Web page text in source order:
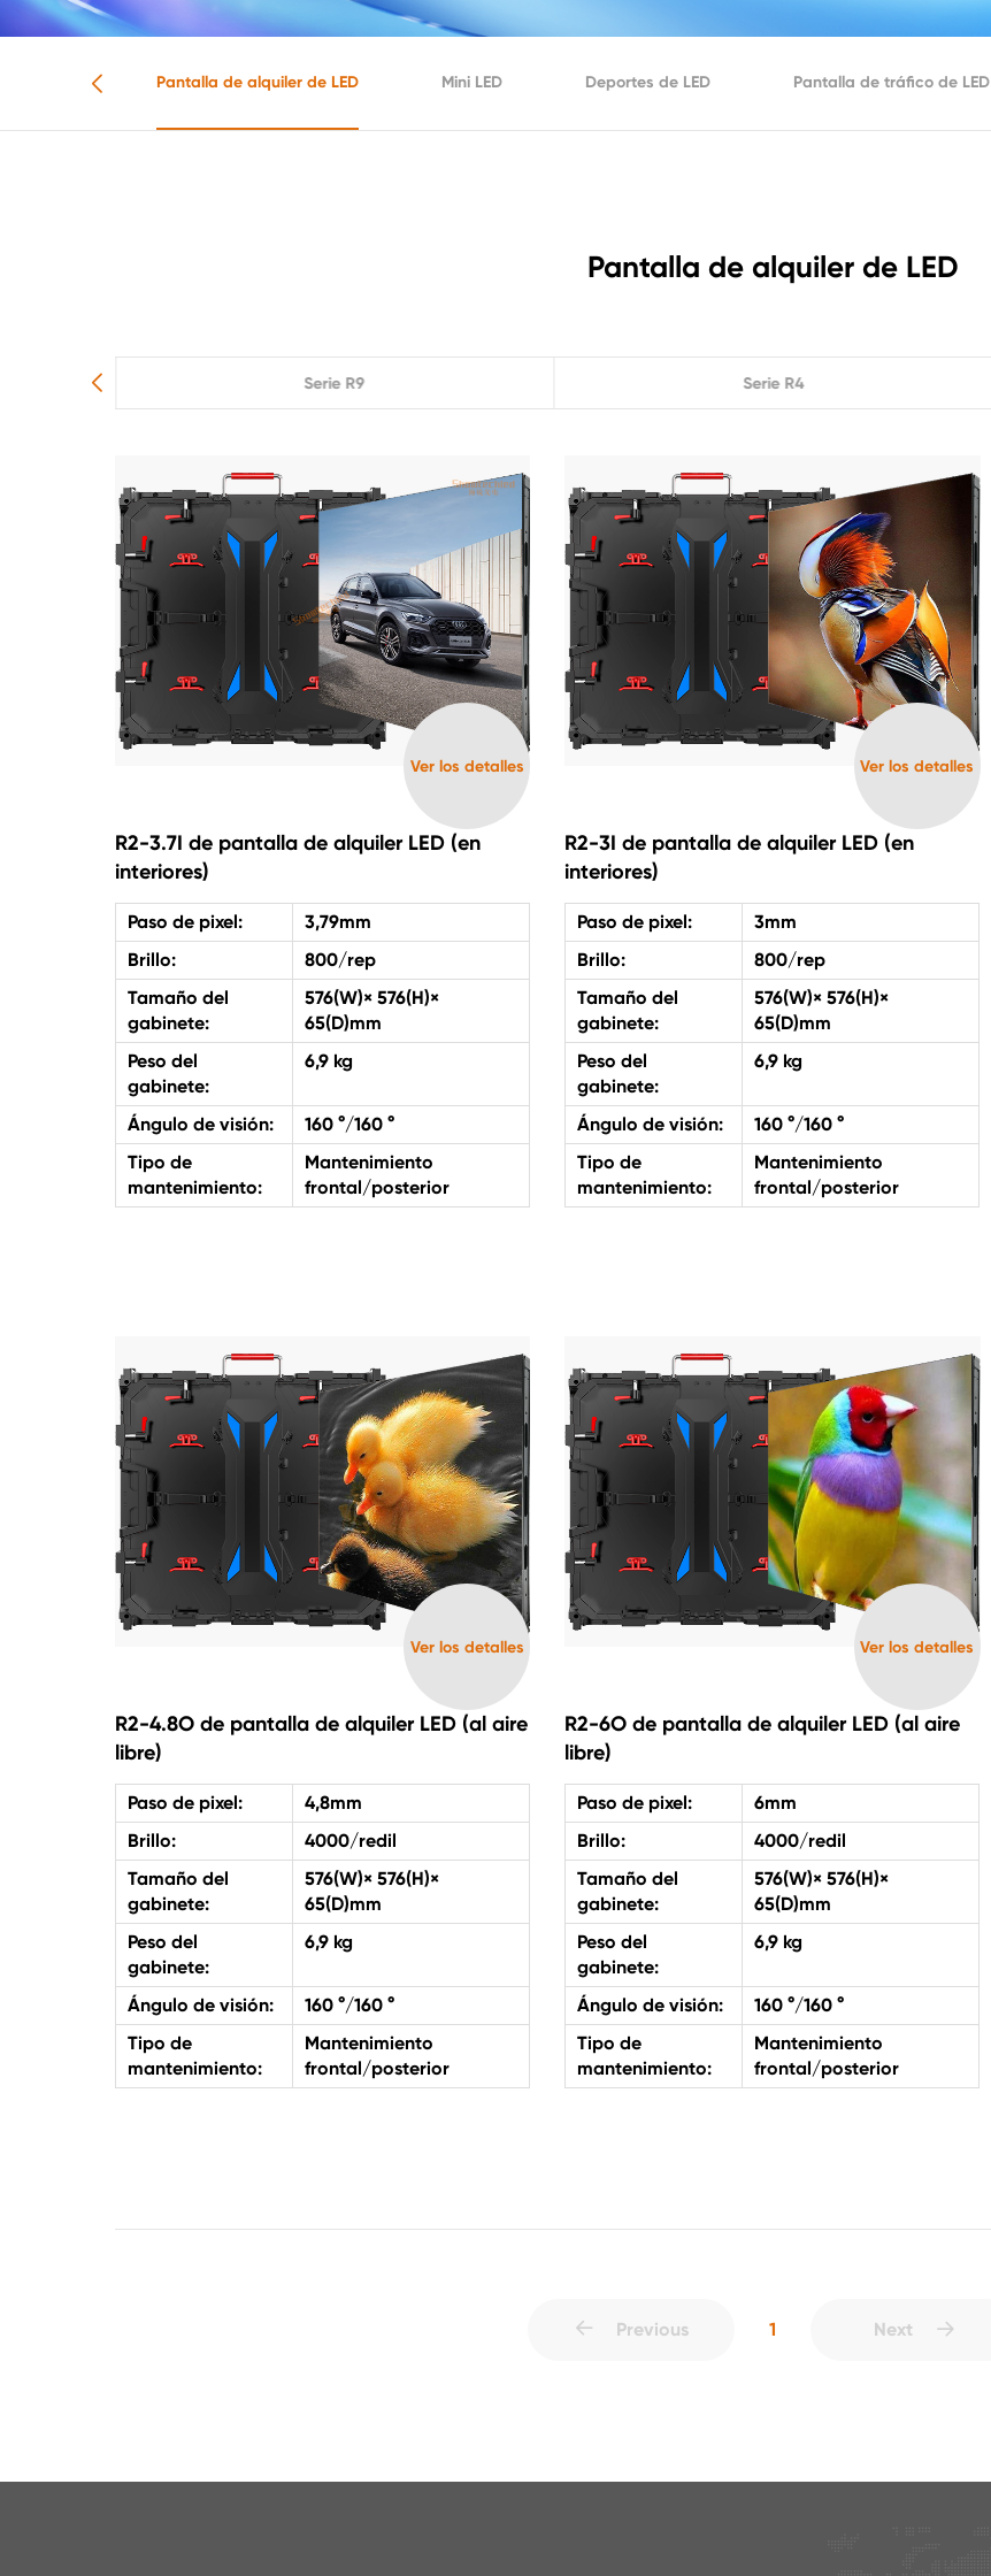
Pantalla de alquiler de LED Mini LED Deportes de LED Pantalla de tráfico de LED
Pantalla de alquiler de LED
Serie R9 Serie R4
Ver los detalles
R2-3.7I de pantalla de alquiler LED (en
interiores)
Paso de pixel:
3,79mm
Brillo:
800/rep
Tamaño del
gabinete:
576(W)× 576(H)×
65(D)mm
Peso del
gabinete:
6,9 kg
Ángulo de visión:
160 °/160 °
Tipo de
mantenimiento:
Mantenimiento
frontal/posterior
Ver los detalles
R2-3I de pantalla de alquiler LED (en
interiores)
Paso de pixel:
3mm
Brillo:
800/rep
Tamaño del
gabinete:
576(W)× 576(H)×
65(D)mm
Peso del
gabinete:
6,9 kg
Ángulo de visión:
160 °/160 °
Tipo de
mantenimiento:
Mantenimiento
frontal/posterior
Ver los detalles
R2-4.8O de pantalla de alquiler LED (al aire
libre)
Paso de pixel:
4,8mm
Brillo:
4000/redil
Tamaño del
gabinete:
576(W)× 576(H)×
65(D)mm
Peso del
gabinete:
6,9 kg
Ángulo de visión:
160 °/160 °
Tipo de
mantenimiento:
Mantenimiento
frontal/posterior
Ver los detalles
R2-6O de pantalla de alquiler LED (al aire
libre)
Paso de pixel:
6mm
Brillo:
4000/redil
Tamaño del
gabinete:
576(W)× 576(H)×
65(D)mm
Peso del
gabinete:
6,9 kg
Ángulo de visión:
160 °/160 °
Tipo de
mantenimiento:
Mantenimiento
frontal/posterior
Previous 1 Next